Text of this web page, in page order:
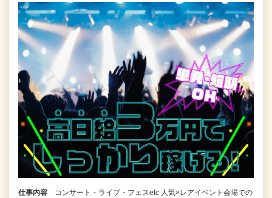
仕事内容
コンサート・ライブ・フェスetc 人気×レアイベント会場での